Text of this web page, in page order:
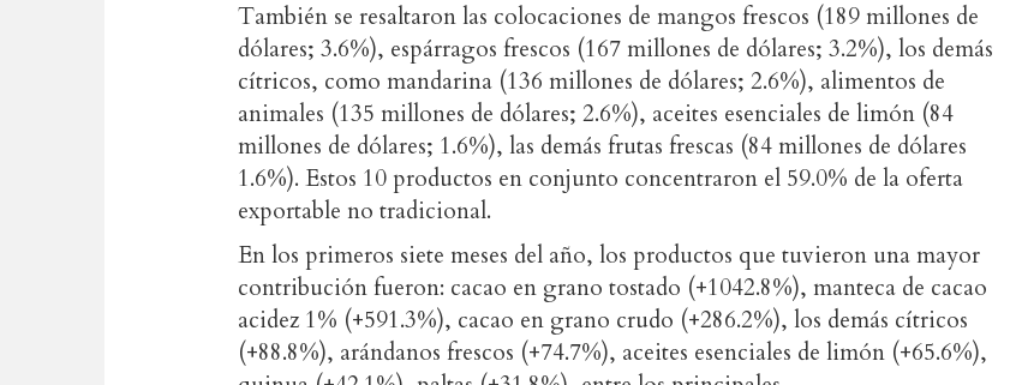
También se resaltaron las colocaciones de mangos frescos (189 millones de
dólares; 3.6%), espárragos frescos (167 millones de dólares; 3.2%), los demás
cítricos, como mandarina (136 millones de dólares; 2.6%), alimentos de
animales (135 millones de dólares; 2.6%), aceites esenciales de limón (84
millones de dólares; 1.6%), las demás frutas frescas (84 millones de dólares
1.6%). Estos 10 productos en conjunto concentraron el 59.0% de la oferta
exportable no tradicional.
En los primeros siete meses del año, los productos que tuvieron una mayor
contribución fueron: cacao en grano tostado (+1042.8%), manteca de cacao
acidez 1% (+591.3%), cacao en grano crudo (+286.2%), los demás cítricos
(+88.8%), arándanos frescos (+74.7%), aceites esenciales de limón (+65.6%),